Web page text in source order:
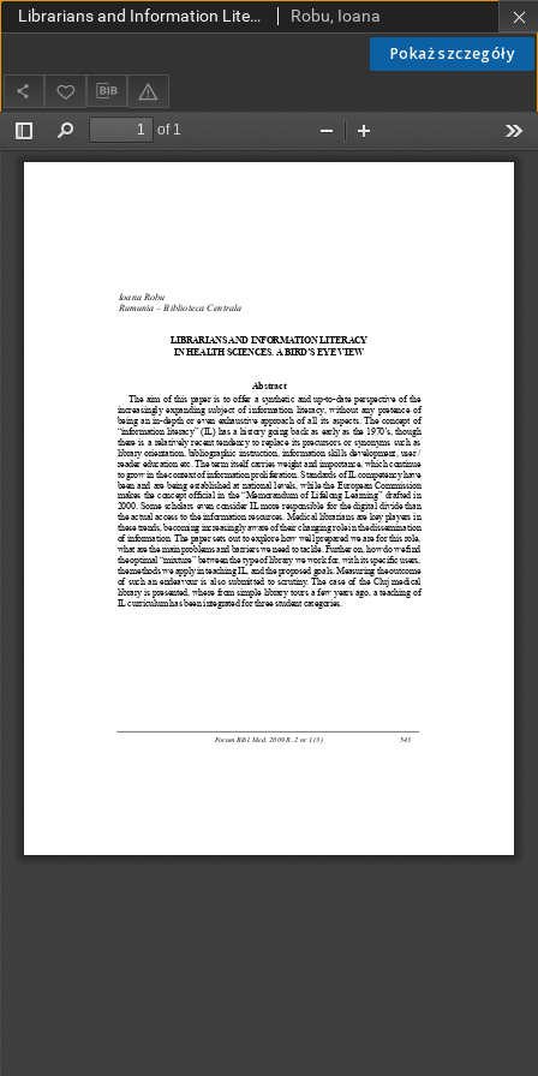
Pokaż szczegóły
Librarians and Information Literacy in Health Sciences. A Bird’s Eye View Robu, Ioana